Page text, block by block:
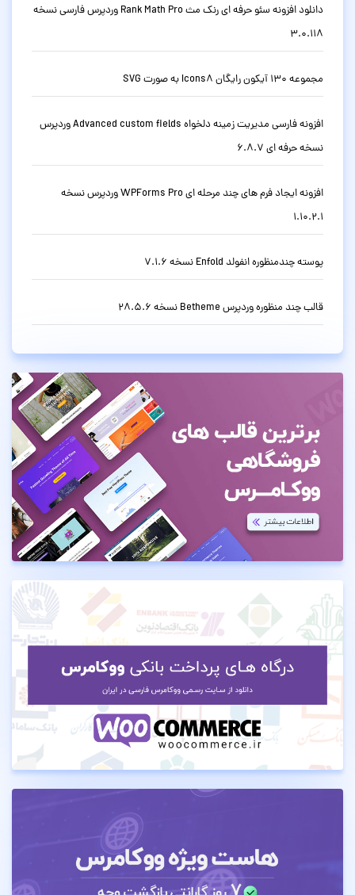
دانلود افزونه سئو حرفه ای رنک مث Rank Math Pro وردپرس فارسی نسخه
3.0.118
مجموعه 130 آیکون رایگان Icons8 به صورت SVG
افزونه فارسی مدیریت زمینه دلخواه Advanced custom fields وردپرس
نسخه حرفه ای 6.8.7
افزونه ایجاد فرم های چند مرحله ای WPForms Pro وردپرس نسخه
1.10.2.1
پوسته چندمنظوره انفولد Enfold نسخه 7.1.6
قالب چند منظوره وردپرس Betheme نسخه 28.5.6